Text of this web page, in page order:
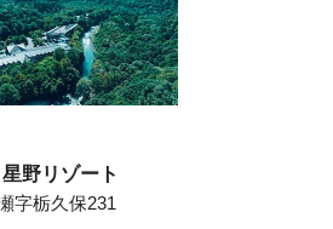
野リゾート
字栃久保231